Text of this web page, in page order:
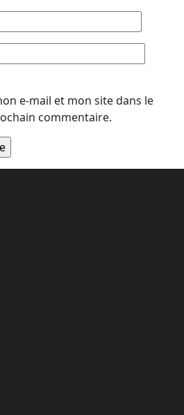
e-mail et mon site dans le
commentaire.